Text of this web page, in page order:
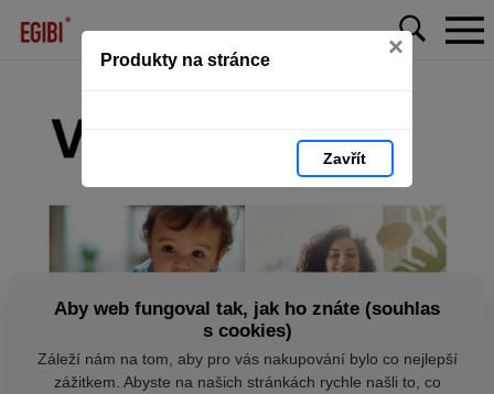
Produkty na stránce ×
Zavřít
Aby web fungoval tak, jak ho znáte (souhlas
s cookies)
Záleží nám na tom, aby pro vás nakupování bylo co nejlepší
zážitkem. Abyste na našich stránkách rychle našli to, co